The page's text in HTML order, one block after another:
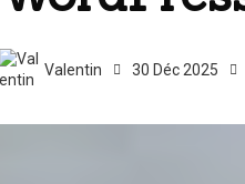
Valentin 30 Déc 2025